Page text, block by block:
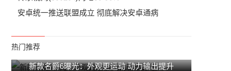
安卓统一推送联盟成立 彻底解决安卓通病
热门推荐
新款名爵6曝光：外观更运动 动力输出提升